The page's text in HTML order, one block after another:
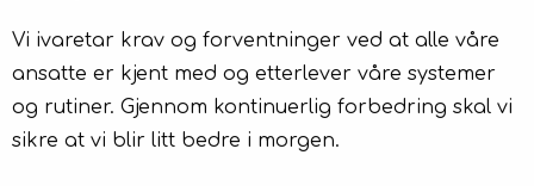
Vi ivaretar krav og forventninger ved at alle våre
ansatte er kjent med og etterlever våre systemer
og rutiner. Gjennom kontinuerlig forbedring skal vi
sikre at vi blir litt bedre i morgen.